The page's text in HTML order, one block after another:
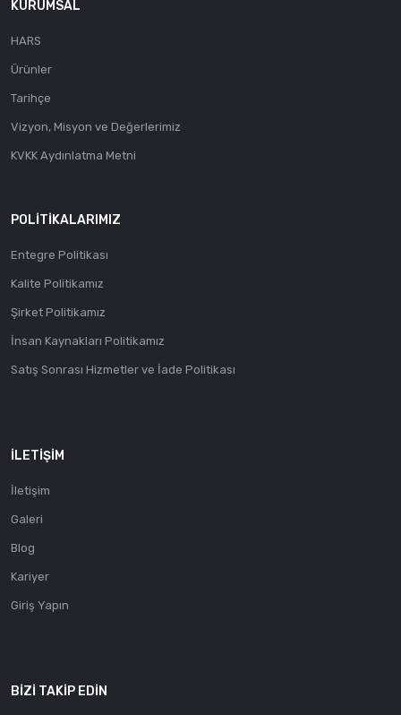
KURUMSAL
HARS
Ürünler
Tarihçe
Vizyon, Misyon ve Değerlerimiz
KVKK Aydınlatma Metni
POLITIKALARIMIZ
Entegre Politikası
Kalite Politikamız
Şirket Politikamız
İnsan Kaynakları Politikamız
Satış Sonrası Hizmetler ve İade Politikası
İLETIŞIM
İletişim
Galeri
Blog
Kariyer
Giriş Yapın
BIZI TAKIP EDIN